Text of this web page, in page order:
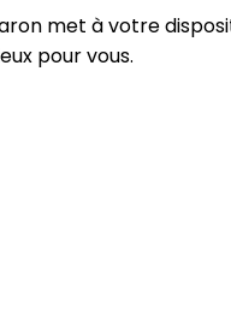
met à votre
pour vous.